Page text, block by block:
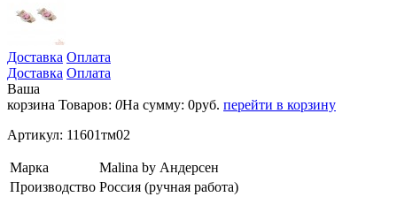
Доставка Оплата
Доставка Оплата
Ваша
корзина Товаров: 0На сумму: 0руб. перейти в корзину
Артикул: 11601тм02
Марка
Malina by Андерсен
Производство Россия (ручная работа)